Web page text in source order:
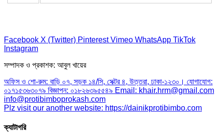
Facebook X (Twitter) Pinterest Vimeo WhatsApp TikTok
Instagram
সম্পাদক ও প্রকাশক: আবুল খায়ের
অফিস ও শো-রুম: বাড়ি ০৭, সড়ক ১৪/সি, সেক্টর ৪, উত্তরা, ঢাকা-১২৩০। যোগাযোগ:
০১৭১৫৩৬৩০৭৯ বিজ্ঞাপন: ০১৮২৬৩৯৫৫৪৯ Email: khair.hrm@gmail.com
info@protibimboprokash.com
Plz visit our another website: https://dainikprotibimbo.com
ক্যাটাগরি